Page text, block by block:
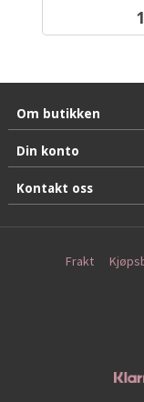
Om butikken
Din konto
Kontakt oss
Frakt